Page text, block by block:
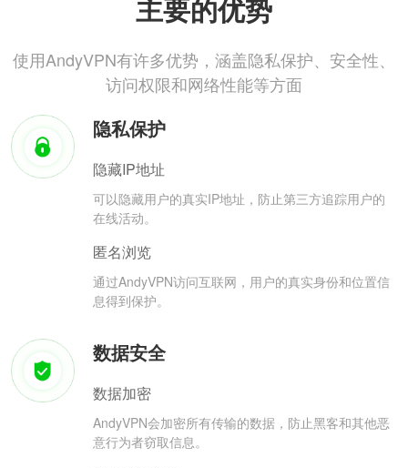
主要的优势
使用AndyVPN有许多优势，涵盖隐私保护、安全性、
访问权限和网络性能等方面
隐私保护
隐藏IP地址
可以隐藏用户的真实IP地址，防止第三方追踪用户的
在线活动。
匿名浏览
通过AndyVPN访问互联网，用户的真实身份和位置信
息得到保护。
数据安全
数据加密
AndyVPN会加密所有传输的数据，防止黑客和其他恶
意行为者窃取信息。